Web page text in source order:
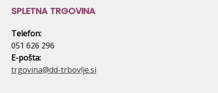
SPLETNA TRGOVINA
Telefon:
051 626 296
E-pošta:
trgovina@dd-trbovlje.si